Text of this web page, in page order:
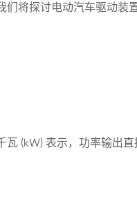
们将探讨电动汽车驱动装
瓦 (kW) 表示，功率输出直